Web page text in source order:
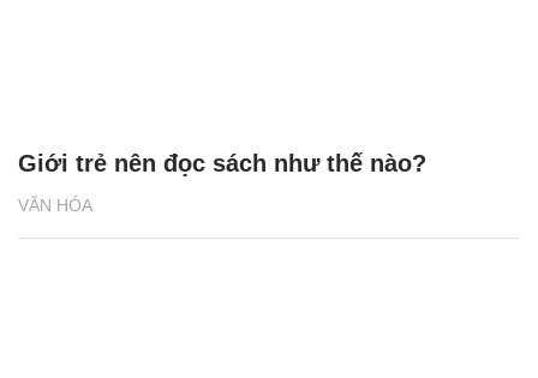
VĂN HÓA
Giới trẻ nên đọc sách như thế nào?